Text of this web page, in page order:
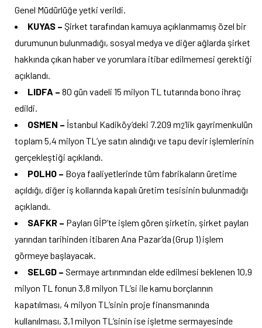
Genel Müdürlüğe yetki verildi.
KUYAS – Şirket tarafından kamuya açıklanmamış özel bir
durumunun bulunmadığı, sosyal medya ve diğer ağlarda şirket
hakkında çıkan haber ve yorumlara itibar edilmemesi gerektiği
açıklandı.
LIDFA – 80 gün vadeli 15 milyon TL tutarında bono ihraç
edildi.
OSMEN – İstanbul Kadiköy’deki 7.209 m2’lik gayrimenkulün
toplam 5,4 milyon TL’ye satın alındığı ve tapu devir işlemlerinin
gerçekleştiği açıklandı.
POLHO – Boya faaliyetlerinde tüm fabrikaların üretime
açıldığı, diğer iş kollarında kapalı üretim tesisinin bulunmadığı
açıklandı.
SAFKR – Payları GİP’te işlem gören şirketin, şirket payları
yarından tarihinden itibaren Ana Pazar’da (Grup 1) işlem
görmeye başlayacak.
SELGD – Sermaye artırımından elde edilmesi beklenen 10,9
milyon TL fonun 3,8 milyon TL’si ile kamu borçlarının
kapatılması, 4 milyon TL’sinin proje finansmanında
kullanılması, 3,1 milyon TL’sinin ise işletme sermayesinde